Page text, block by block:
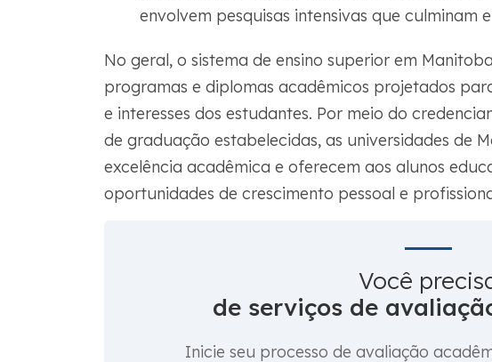
envolvem pesquisas intensivas que culminam
No geral, o sistema de ensino superior em
programas e diplomas acadêmicos projetados
e interesses dos estudantes. Por meio do
de graduação estabelecidas, as universidades de
excelência acadêmica e oferecem aos alunos
oportunidades de crescimento pessoal e
Você
de serviços de
Inicie seu processo de avaliação